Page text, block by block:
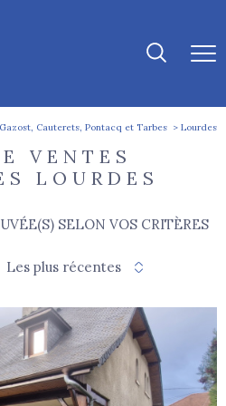
Cauterets, Pontacq et Tarbes Lourdes
VENTES
LOURDES
SELON VOS CRITÈRES
Les plus récentes